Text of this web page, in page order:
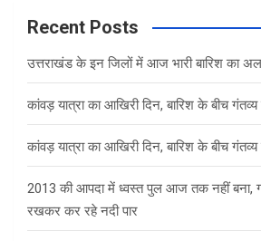
c
Recent Posts
उत्तराखंड के इन जिलों में आज भारी बारिश का
कांवड़ यात्रा का आखिरी दिन, बारिश के बीच
कांवड़ यात्रा का आखिरी दिन, बारिश के बीच
2013 की आपदा में ध्वस्त पुल आज तक नहीं बना,
रखकर कर रहे नदी पार